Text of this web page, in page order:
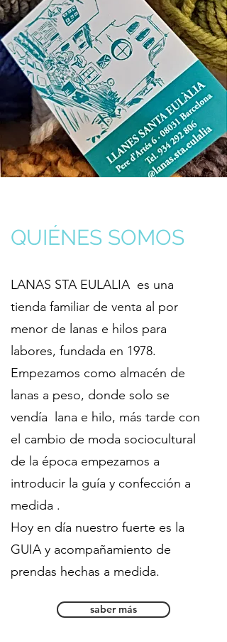
QUIÉNES SOMOS
LANAS STA EULALIA es una
tienda familiar de venta al por
menor de lanas e hilos para
labores, fundada en 1978.
Empezamos como almacén de
lanas a peso, donde solo se
vendía lana e hilo, más tarde con
el cambio de moda sociocultural
de la época empezamos a
introducir la guía y confección a
medida .
Hoy en día nuestro fuerte es la
GUIA y acompañamiento de
prendas hechas a medida.
saber más